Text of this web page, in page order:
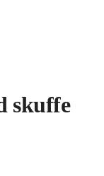
skuffe